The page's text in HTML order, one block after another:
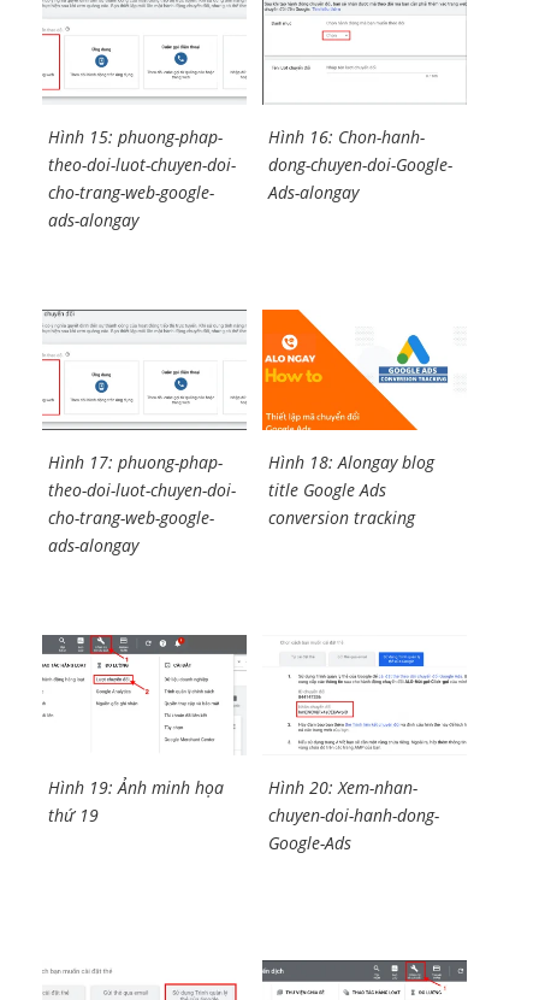
Hình 15: phuong-phap-
theo-doi-luot-chuyen-doi-
cho-trang-web-google-
ads-alongay
Hình 16: Chon-hanh-
dong-chuyen-doi-Google-
Ads-alongay
Hình 17: phuong-phap-
theo-doi-luot-chuyen-doi-
cho-trang-web-google-
ads-alongay
Hình 18: Alongay blog
title Google Ads
conversion tracking
Hình 19: Ảnh minh họa
thứ 19
Hình 20: Xem-nhan-
chuyen-doi-hanh-dong-
Google-Ads